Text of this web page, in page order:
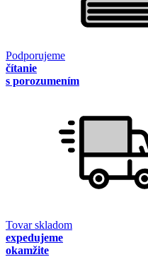
Podporujeme
čítanie
s porozumením
Tovar skladom
expedujeme
okamžite